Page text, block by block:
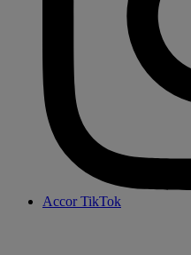
Accor TikTok